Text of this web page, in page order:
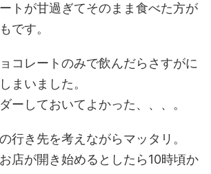
トが甘過ぎてそのまま食べた方が
です。
コレートのみで飲んだらさすがに
まいました。
ーしておいてよかった、、、。
行き先を考えながらマッタリ。
店が開き始めるとしたら10時頃か